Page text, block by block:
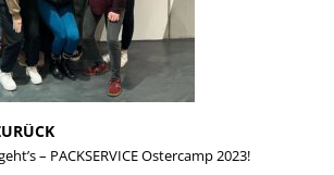
– PACKSERVICE Ostercamp 2023!